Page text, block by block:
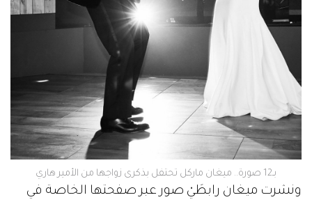
بـ12 صورة.. ميغان ماركل تحتفل بذكرى زواجها من الأمير هاري
ونشرت ميغان رابطَيْ صور عبر صفحتها الخاصة في